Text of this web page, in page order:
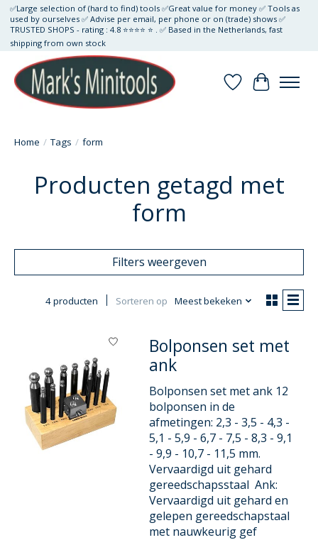
✅Large selection of (hard to find) tools ✅Great value for money ✅ Tools as
used by ourselves ✅ Advise per email, per phone or on (trade) shows ✅
TRUSTED SHOPS - rating : 4.8 ⭐⭐⭐⭐ ⭐ . ✅ Based in the Netherlands, fast
shipping from own stock
Verlanglijst
Home / Tags / form
Producten getagd met
form
Filters weergeven
4 producten Sorteren op Meest bekeken
Bolponsen set met
ank
Bolponsen set met ank 12
bolponsen in de
afmetingen: 2,3 - 3,5 - 4,3 -
5,1 - 5,9 - 6,7 - 7,5 - 8,3 - 9,1
- 9,9 - 10,7 - 11,5 mm.
Vervaardigd uit gehard
gereedschapsstaal Ank:
Vervaardigd uit gehard en
gelepen gereedschapstaal
met nauwkeurig gef